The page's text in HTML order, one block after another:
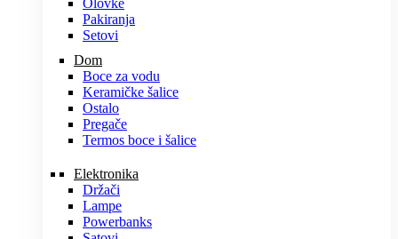
Olovke
Pakiranja
Setovi
Dom
Boce za vodu
Keramičke šalice
Ostalo
Pregače
Termos boce i šalice
Elektronika
Držači
Lampe
Powerbanks